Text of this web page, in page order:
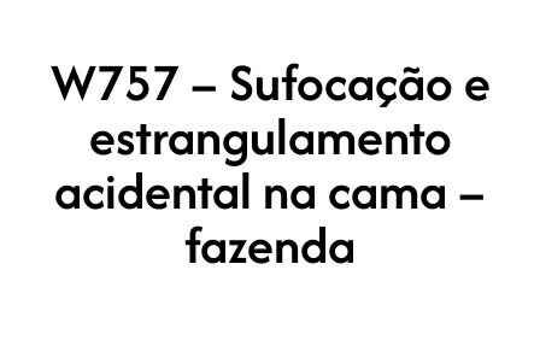
W757 – Sufocação e
estrangulamento
acidental na cama –
fazenda